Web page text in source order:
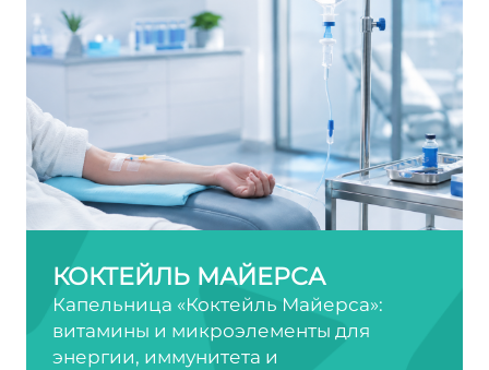
КОКТЕЙЛЬ МАЙЕРСА
Капельница «Коктейль Майерса»:
витамины и микроэлементы для
энергии, иммунитета и